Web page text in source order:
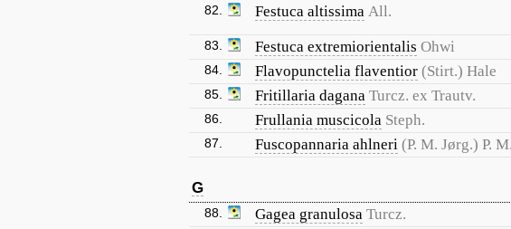
82. Festuca altissima All.
83.
Festuca extremiorientalis Ohwi
84.
Flavopunctelia flaventior (Stirt.) Hale
85.
Fritillaria dagana Turcz. ex Trautv.
86.
Frullania muscicola Steph.
87.
Fuscopannaria ahlneri (P. M. Jørg.) P.
G
88. Gagea granulosa Turcz.